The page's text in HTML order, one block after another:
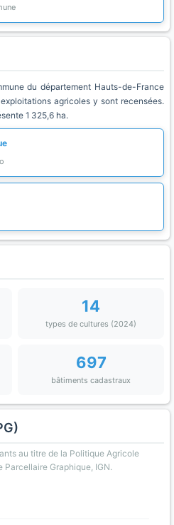
du département Hauts-de-France
agricoles y sont recensées.
1 325,6 ha.
14
types de cultures (2024)
697
bâtiments cadastraux
au titre de la Politique Agricole
Parcellaire Graphique, IGN.